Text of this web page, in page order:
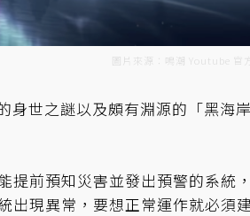
圖片來源：鳴潮 Youtube 官
身世之謎以及頗有淵源的「黑海
提前預知災害並發出預警的系統
出現異常，要想正常運作就必須